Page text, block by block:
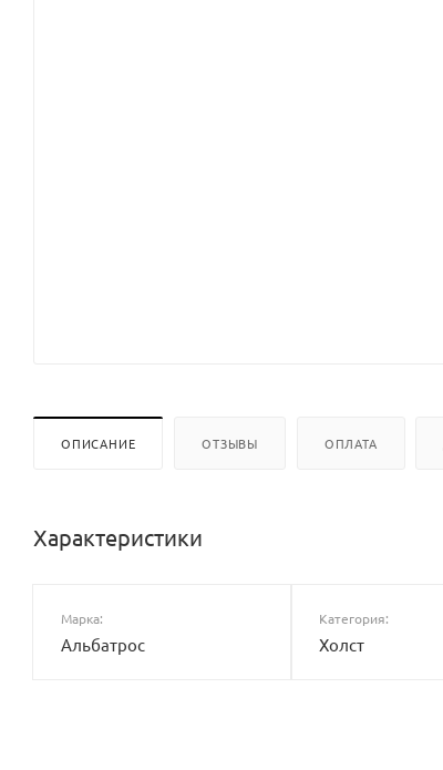
ОПИСАНИЕ ОТЗЫВЫ ОПЛАТА
Характеристики
Марка:
Альбатрос
Категория:
Холст